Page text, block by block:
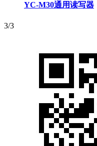
YC-M30通用读写器
3/3